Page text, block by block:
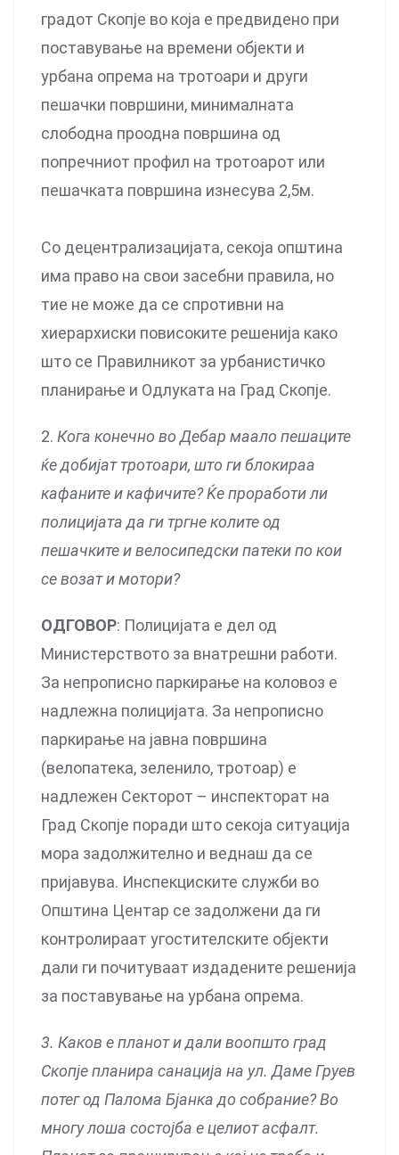
градот Скопје во која е предвидено при
поставување на времени објекти и
урбана опрема на тротоари и други
пешачки површини, минималната
слободна проодна површина од
попречниот профил на тротоарот или
пешачката површина изнесува 2,5м.
Со децентрализацијата, секоја општина
има право на свои засебни правила, но
тие не може да се спротивни на
хиерархиски повисоките решенија како
што се Правилникот за урбанистичко
планирање и Одлуката на Град Скопје.
2. Кога конечно во Дебар маало пешаците
ќе добијат тротоари, што ги блокираа
кафаните и кафичите? Ќе проработи ли
полицијата да ги тргне колите од
пешачките и велосипедски патеки по кои
се возат и мотори?
ОДГОВОР: Полицијата е дел од
Министерството за внатрешни работи.
За непрописно паркирање на коловоз е
надлежна полицијата. За непрописно
паркирање на јавна површина
(велопатека, зеленило, тротоар) е
надлежен Секторот – инспекторат на
Град Скопје поради што секоја ситуација
мора задолжително и веднаш да се
пријавува. Инспекциските служби во
Општина Центар се задолжени да ги
контролираат угостителските објекти
дали ги почитуваат издадените решенија
за поставување на урбана опрема.
3. Каков е планот и дали воопшто град
Скопје планира санација на ул. Даме Груев
потег од Палома Бјанка до собрание? Во
многу лоша состојба е целиот асфалт.